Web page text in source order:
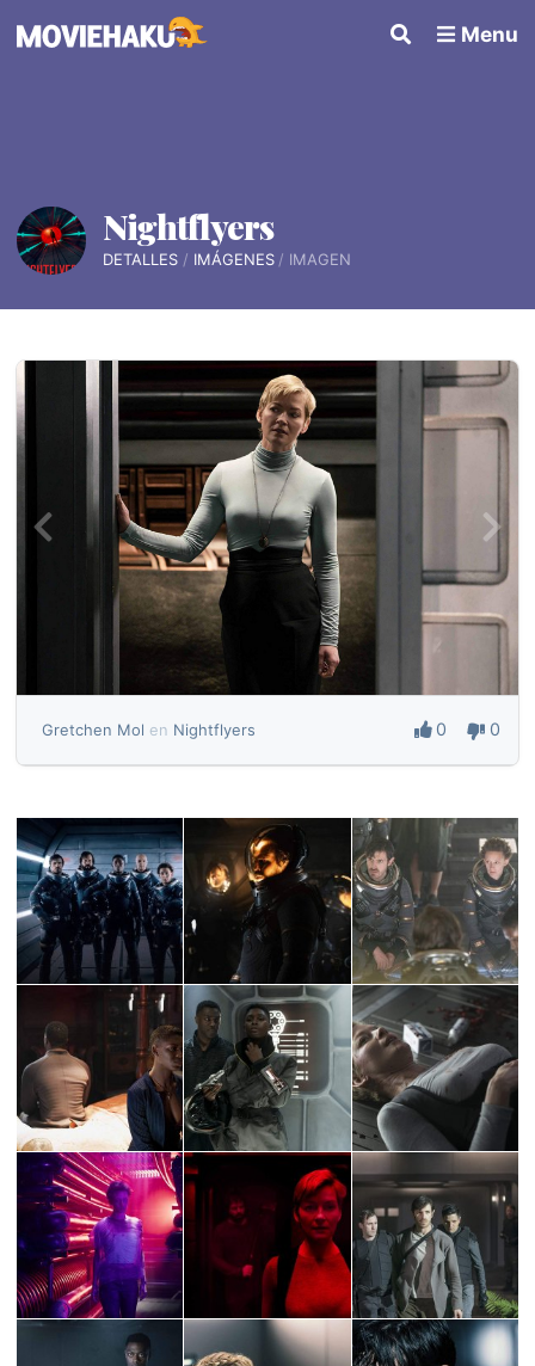
Menu
Nightflyers
DETALLES IMÁGENES IMAGEN
Gretchen Mol en Nightflyers 0 0